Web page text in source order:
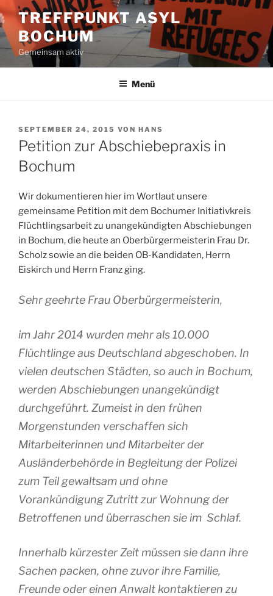
Zum
Inhalt
springen
TREFFPUNKT ASYL
BOCHUM
Gemeinsam aktiv
Menü
VERÖFFENTLICHT
AM
SEPTEMBER 24, 2015 VON HANS
Petition zur Abschiebepraxis in
Bochum
Wir dokumentieren hier im Wortlaut unsere
gemeinsame Petition mit dem Bochumer Initiativkreis
Flüchtlingsarbeit zu unangekündigten Abschiebungen
in Bochum, die heute an Oberbürgermeisterin Frau Dr.
Scholz sowie an die beiden OB-Kandidaten, Herrn
Eiskirch und Herrn Franz ging.
Sehr geehrte Frau Oberbürgermeisterin,
im Jahr 2014 wurden mehr als 10.000
Flüchtlinge aus Deutschland abgeschoben. In
vielen deutschen Städten, so auch in Bochum,
werden Abschiebungen unangekündigt
durchgeführt. Zumeist in den frühen
Morgenstunden verschaffen sich
Mitarbeiterinnen und Mitarbeiter der
Ausländerbehörde in Begleitung der Polizei
zum Teil gewaltsam und ohne
Vorankündigung Zutritt zur Wohnung der
Betroffenen und überraschen sie im Schlaf.
Innerhalb kürzester Zeit müssen sie dann ihre
Sachen packen, ohne zuvor ihre Familie,
Freunde oder einen Anwalt kontaktieren zu